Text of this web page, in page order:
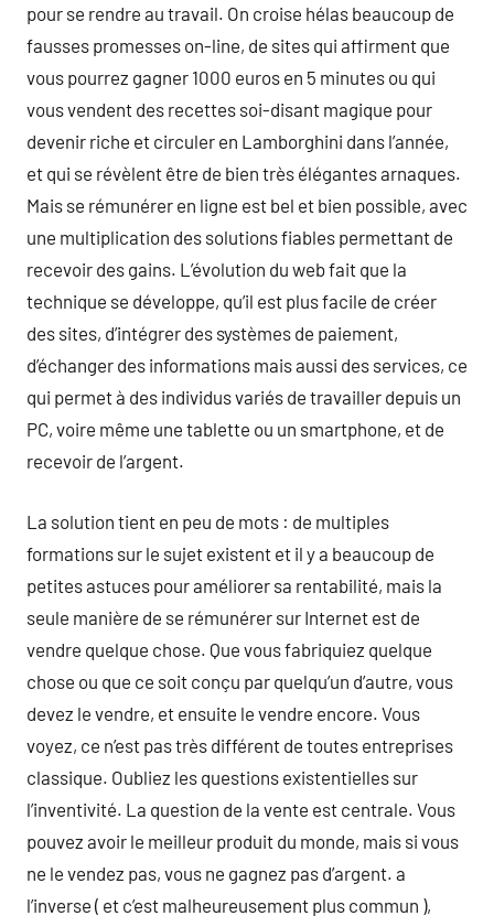
pour se rendre au travail. On croise hélas beaucoup de
fausses promesses on-line, de sites qui affirment que
vous pourrez gagner 1000 euros en 5 minutes ou qui
vous vendent des recettes soi-disant magique pour
devenir riche et circuler en Lamborghini dans l’année,
et qui se révèlent être de bien très élégantes arnaques.
Mais se rémunérer en ligne est bel et bien possible, avec
une multiplication des solutions fiables permettant de
recevoir des gains. L’évolution du web fait que la
technique se développe, qu’il est plus facile de créer
des sites, d’intégrer des systèmes de paiement,
d’échanger des informations mais aussi des services, ce
qui permet à des individus variés de travailler depuis un
PC, voire même une tablette ou un smartphone, et de
recevoir de l’argent.
La solution tient en peu de mots : de multiples
formations sur le sujet existent et il y a beaucoup de
petites astuces pour améliorer sa rentabilité, mais la
seule manière de se rémunérer sur Internet est de
vendre quelque chose. Que vous fabriquiez quelque
chose ou que ce soit conçu par quelqu’un d’autre, vous
devez le vendre, et ensuite le vendre encore. Vous
voyez, ce n’est pas très différent de toutes entreprises
classique. Oubliez les questions existentielles sur
l’inventivité. La question de la vente est centrale. Vous
pouvez avoir le meilleur produit du monde, mais si vous
ne le vendez pas, vous ne gagnez pas d’argent. a
l’inverse ( et c’est malheureusement plus commun ),